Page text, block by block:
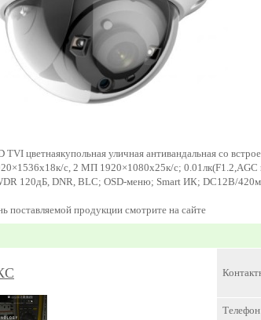
TVI цветнаякупольная уличная антивандальная со
с, 2 МП 1920×1080х25к/с; 0.01лк(F1.2,AGC
120дБ, DNR, BLC; OSD-меню; Smart ИК; DC12В/
поставляемой продукции смотрите на сайте